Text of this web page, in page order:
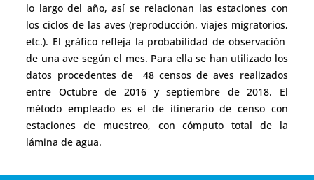
lo largo del año, así se relacionan las estaciones con
los ciclos de las aves (reproducción, viajes migratorios,
etc.). El gráfico refleja la probabilidad de observación
de una ave según el mes. Para ella se han utilizado los
datos procedentes de 48 censos de aves realizados
entre Octubre de 2016 y septiembre de 2018. El
método empleado es el de itinerario de censo con
estaciones de muestreo, con cómputo total de la
lámina de agua.